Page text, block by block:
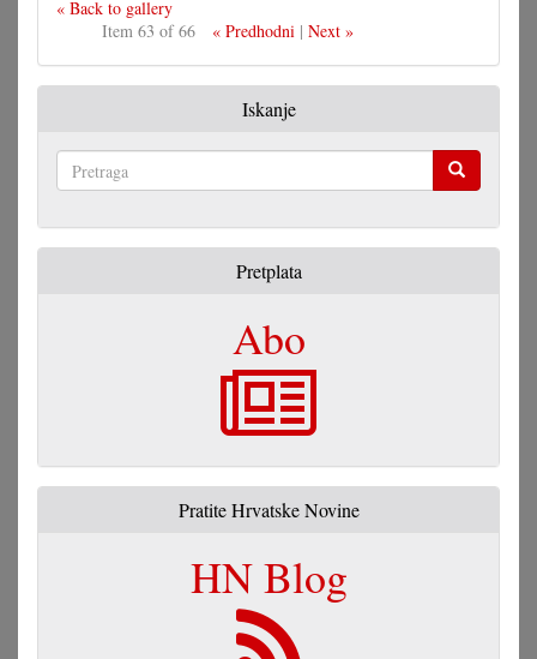
« Back to gallery
Item 63 of 66
« Predhodni| Next »
Iskanje
Pretplata
Abo
Pratite Hrvatske Novine
HN Blog